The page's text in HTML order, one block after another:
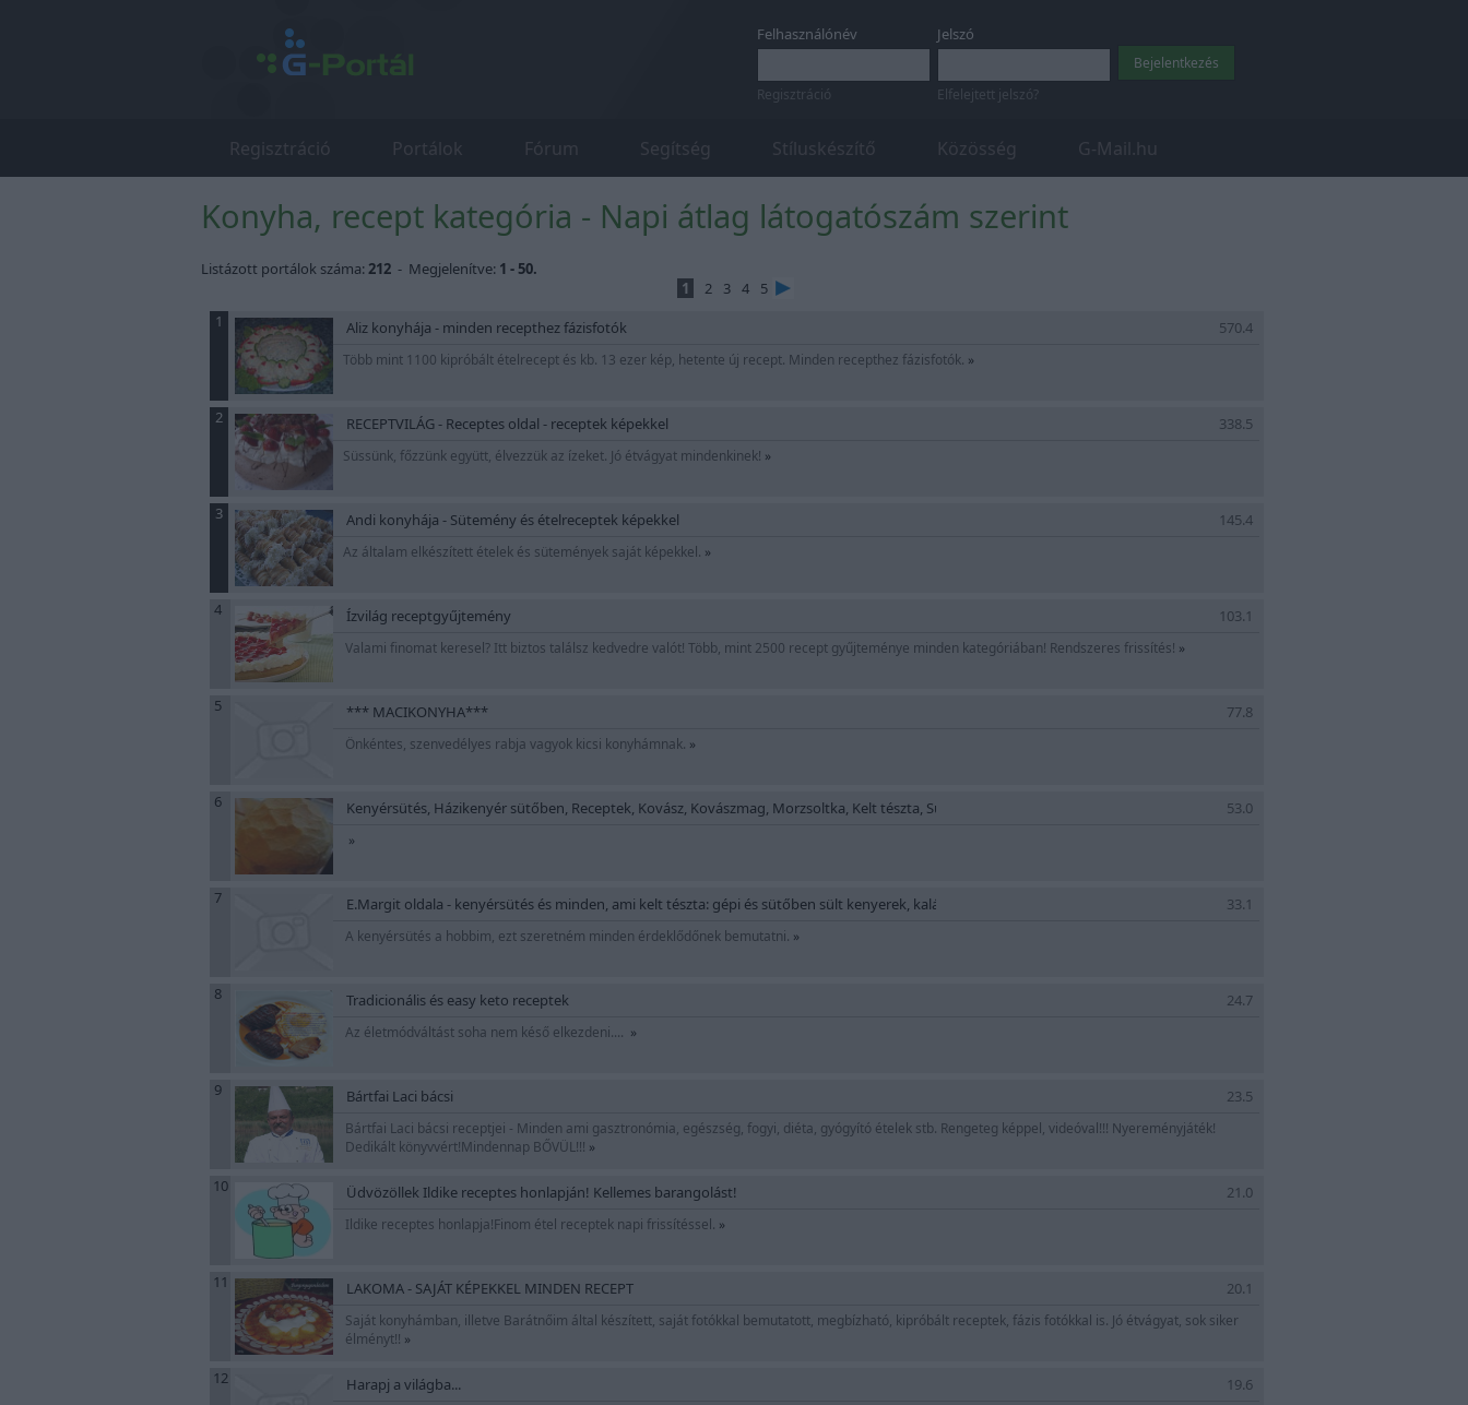
Felhasználónév
Regisztráció
Jelszó
Elfelejtett jelszó?
Regisztráció Portálok Fórum Segítség Stíluskészítő Közösség G-Mail.hu
Konyha, recept kategória - Napi átlag látogatószám szerint
Listázott portálok száma:212- Megjelenítve: 1 - 50.
1
2 3 4
5
1
570.4
Aliz konyhája - minden recepthez fázisfotók
Több mint 1100 kipróbált ételrecept és kb. 13 ezer kép, hetente új recept. Minden recepthez fázisfotók. »
2 338.5
RECEPTVILÁG - Receptes oldal - receptek képekkel
Süssünk, főzzünk együtt, élvezzük az ízeket. Jó étvágyat mindenkinek! »
3 145.4
Andi konyhája - Sütemény és ételreceptek képekkel
Az általam elkészített ételek és sütemények saját képekkel. »
4 103.1
Ízvilág receptgyűjtemény
Valami finomat keresel? Itt biztos találsz kedvedre valót! Több, mint 2500 recept gyűjteménye minden kategóriában! Rendszeres frissítés! »
5 77.8
*** MACIKONYHA***
Önkéntes, szenvedélyes rabja vagyok kicsi konyhámnak. »
6 53.0
Kenyérsütés, Házikenyér sütőben, Receptek, Kovász, Kovászmag, Morzsoltka, Kelt tészta, Sütemény
»
7 33.1
E.Margit oldala - kenyérsütés és minden, ami kelt tészta: gépi és sütőben sült kenyerek, kalácsok és péksütemények, receptek
A kenyérsütés a hobbim, ezt szeretném minden érdeklődőnek bemutatni. »
8 24.7
Tradicionális és easy keto receptek
Az életmódváltást soha nem késő elkezdeni.... »
9 23.5
Bártfai Laci bácsi
Bártfai Laci bácsi receptjei - Minden ami gasztronómia, egészség, fogyi, diéta, gyógyító ételek stb. Rengeteg képpel, videóval!!! Nyereményjáték!
Dedikált könyvvért!Mindennap BŐVÜL!!! »
10 21.0
Üdvözöllek Ildike receptes honlapján! Kellemes barangolást!
Ildike receptes honlapja!Finom étel receptek napi frissítéssel. »
11 20.1
LAKOMA - SAJÁT KÉPEKKEL MINDEN RECEPT
Saját konyhámban, illetve Barátnőim által készített, saját fotókkal bemutatott, megbízható, kipróbált receptek, fázis fotókkal is. Jó étvágyat, sok siker
élményt!! »
12 19.6
Harapj a világba...